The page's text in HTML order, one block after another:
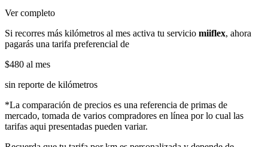
Ver completo
Si recorres más kilómetros al mes activa tu servicio miiflex, ahora
pagarás una tarifa preferencial de
$480 al mes
sin reporte de kilómetros
*La comparación de precios es una referencia de primas de
mercado, tomada de varios compradores en línea por lo cual las
tarifas aqui presentadas pueden variar.